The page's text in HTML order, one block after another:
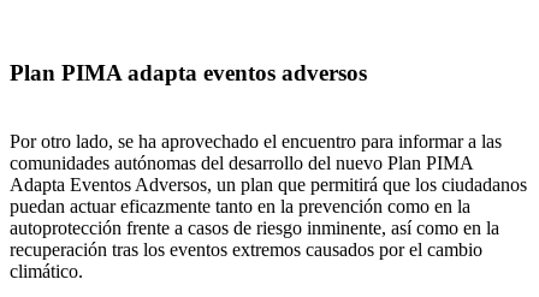
Plan PIMA adapta eventos adversos
Por otro lado, se ha aprovechado el encuentro para informar a las
comunidades autónomas del desarrollo del nuevo Plan PIMA
Adapta Eventos Adversos, un plan que permitirá que los ciudadanos
puedan actuar eficazmente tanto en la prevención como en la
autoprotección frente a casos de riesgo inminente, así como en la
recuperación tras los eventos extremos causados por el cambio
climático.